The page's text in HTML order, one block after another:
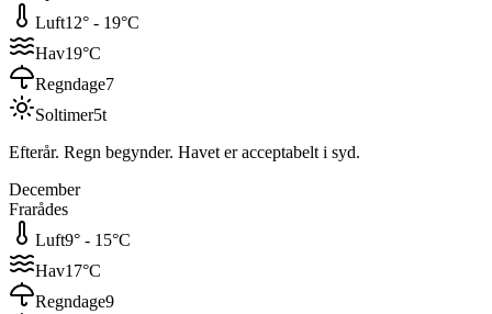
Luft12° - 19°C
Hav19°C
Regndage7
Soltimer5t
Efterår. Regn begynder. Havet er acceptabelt i syd.
December
Frarådes
Luft9° - 15°C
Hav17°C
Regndage9